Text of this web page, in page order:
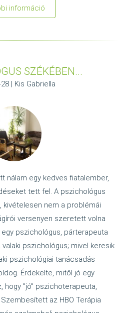
információ
szemszögből
SZÉKÉBEN...
| Kis Gabriella
nálam egy kedves fiatalember,
tett fel. A pszichológus
nem a problémái
versenyen szeretett volna
egy pszichológus, párterapeuta
pszichológus; mivel keresik
pszichológiai tanácsadás
Érdekelte, mitől jó egy
hogy "jó" pszichoterapeuta,
az HBO Terápia